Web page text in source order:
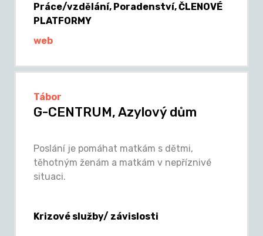
Práce/vzdělání, Poradenství, ČLENOVÉ
PLATFORMY
web
Tábor
G-CENTRUM, Azylový dům
Poslání je pomáhat matkám s dětmi,
těhotným ženám a matkám v nepříznivé
situaci.
Krizové služby/ závislosti